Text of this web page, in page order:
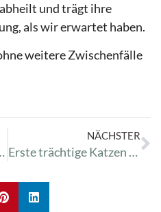
und trägt ihre
als wir erwartet haben.
weitere Zwischenfälle
NÄCHSTER
Erste trächtige Katzen ziehen ein